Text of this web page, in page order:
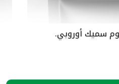
ورق زبدة دائري قطر 21.5 بريميوم سميك